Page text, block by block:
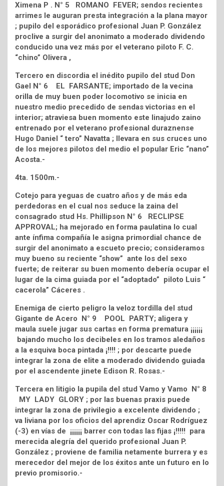
Ximena P . N° 5 ROMANO FEVER; sendos recientes
arrimes le auguran presta integración a la plana mayor
; pupilo del esporádico profesional Juan P. González
proclive a surgir del anonimato a moderado dividendo
conducido una vez más por el veterano piloto F. C.
“chino” Olivera ,
Tercero en discordia el inédito pupilo del stud Don
Gael N° 6 EL FARSANTE; importado de la vecina
orilla de muy buen poder locomotivo se inicia en
nuestro medio precedido de sendas victorias en el
interior; atraviesa buen momento este linajudo zaino
entrenado por el veterano profesional duraznense
Hugo Daniel “ tero” Navatta ; llevara en sus cruces uno
de los mejores pilotos del medio el popular Eric “nano”
Acosta.-
4ta. 1500m.-
Cotejo para yeguas de cuatro años y de más eda
perdedoras en el cual nos seduce la zaina del
consagrado stud Hs. Phillipson N° 6 RECLIPSE
APPROVAL; ha mejorado en forma paulatina lo cual
ante ínfima compañía le asigna primordial chance de
surgir del anonimato a escueto precio; consideramos
muy bueno su reciente “show” ante los del sexo
fuerte; de reiterar su buen momento debería ocupar el
lugar de la cima guiada por el “adoptado” piloto Luis “
cacerola” Cáceres .
Enemiga de cierto peligro la veloz tordilla del stud
Gigante de Acero N° 9 POOL PARTY; aligera y
maula suele jugar sus cartas en forma prematura ¡¡¡¡¡¡
bajando mucho los decibeles en los tramos aledaños
a la esquiva boca pintada ¡!!!! ; por descarte puede
integrar la zona de elite a moderado dividendo guiada
por el ascendente jinete Edison R. Rosas.-
Tercera en litigio la pupila del stud Vamo y Vamo N° 8
MY LADY GLORY ; por las buenas praxis puede
integrar la zona de privilegio a excelente dividendo ;
va liviana por los oficios del aprendiz Oscar Rodríguez
(-3) en vías de ¡¡¡¡¡¡ barrer con todas las fijas ¡!!!!! para
merecida alegría del querido profesional Juan P.
González ; proviene de familia netamente burrera y es
merecedor del mejor de los éxitos ante un futuro en lo
previo promisorio.-